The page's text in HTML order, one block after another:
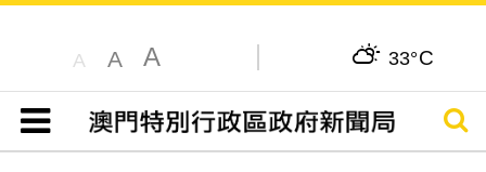
A A A 33°C
目錄
搜尋